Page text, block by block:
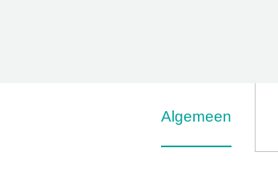
Algemeen